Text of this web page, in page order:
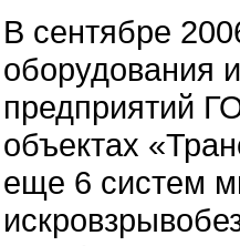
В сентябре
оборудования
предприятий
объектах
еще 6 систем